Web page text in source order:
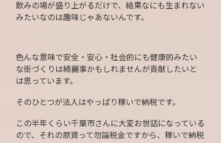
飲みの場が盛り上がるだけで、結果なにも生まれない
みたいなのは趣味じゃあないんです。
色んな意味で安全・安心・社会的にも健康的みたい
な街づくりは綺麗事かもしれませんが貢献したいと
は思っています。
そのひとつが法人はやっぱり稼いで納税です。
この半年くらい千葉市さんに大変お世話になっている
ので、それの原資って勿論税金ですから、稼いで納税